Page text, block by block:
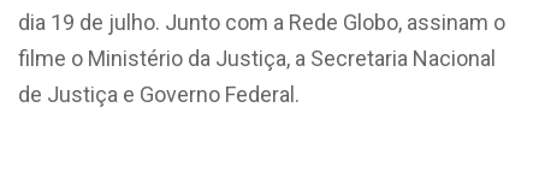
dia 19 de julho. Junto com a Rede Globo, assinam o
filme o Ministério da Justiça, a Secretaria Nacional
de Justiça e Governo Federal.